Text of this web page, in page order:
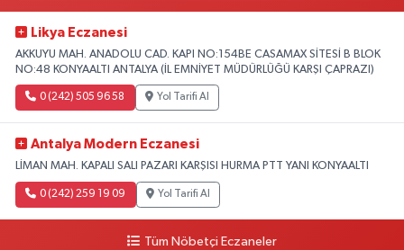
Likya Eczanesi
AKKUYU MAH. ANADOLU CAD. KAPI NO:154BE CASAMAX SİTESİ B BLOK
NO:48 KONYAALTI ANTALYA (İL EMNİYET MÜDÜRLÜĞÜ KARŞI ÇAPRAZI)
0 (242) 505 96 58 Yol Tarifi Al
Antalya Modern Eczanesi
LİMAN MAH. KAPALI SALI PAZARI KARŞISI HURMA PTT YANI KONYAALTI
0 (242) 259 19 09 Yol Tarifi Al
Tüm Nöbetçi Eczaneler